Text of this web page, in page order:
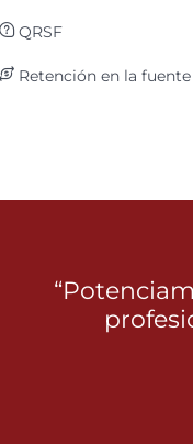
QRSF
Retención en la fuente